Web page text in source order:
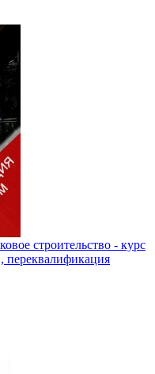
строительство - курс
переквалификация